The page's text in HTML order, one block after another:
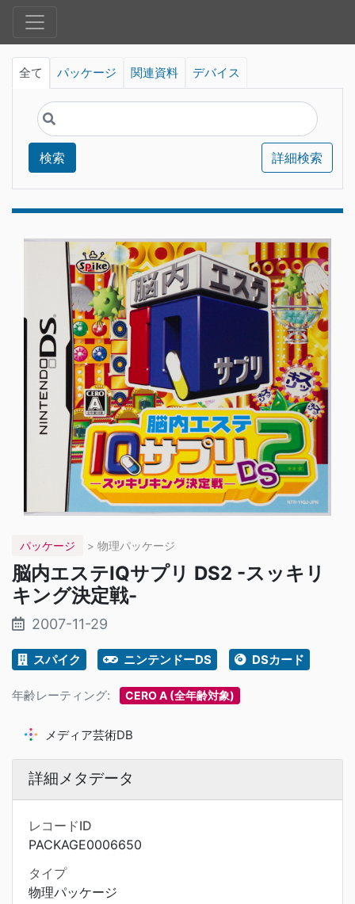
全て パッケージ 関連資料 デバイス
検索 詳細検索
パッケージ > 物理パッケージ
脳内エステIQサプリ DS2 -スッキリ
キング決定戦-
2007-11-29
スパイク ニンテンドーDS DSカード
年齢レーティング: CERO A (全年齢対象)
メディア芸術DB
詳細メタデータ
レコードID
PACKAGE0006650
タイプ
物理パッケージ